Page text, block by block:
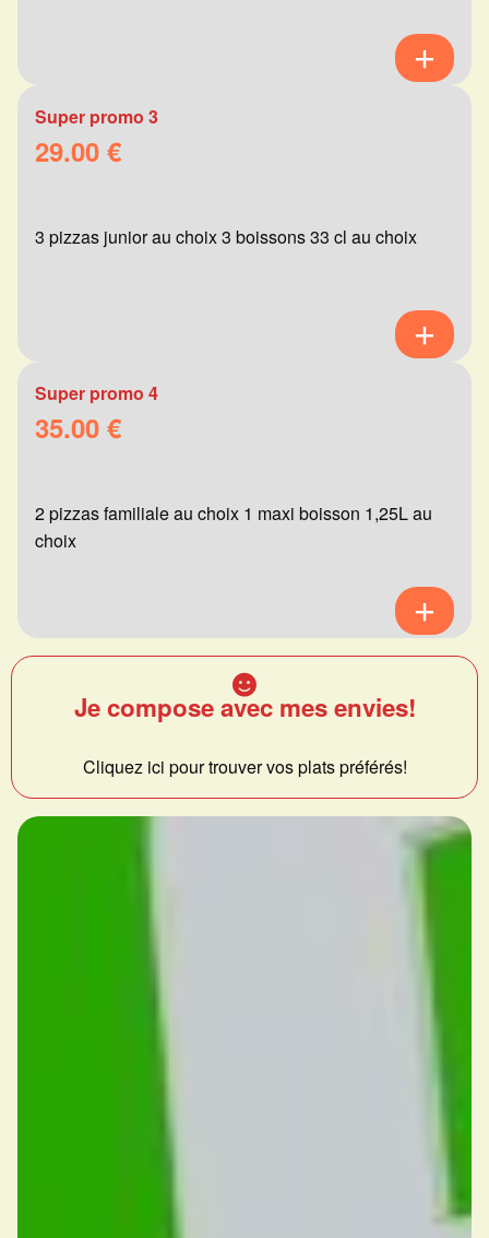
Super promo 3
29.00 €
3 pizzas junior au choix 3 boissons 33 cl au choix
Super promo 4
35.00 €
2 pizzas familiale au choix 1 maxi boisson 1,25L au
choix
Je compose avec mes envies!
Cliquez ici pour trouver vos plats préférés!